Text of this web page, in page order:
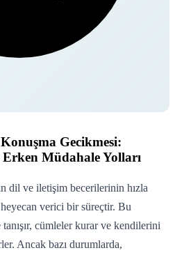
Gecikmesi:
Müdahale Yolları
dil ve iletişim becerilerinin hızla
verici bir süreçtir. Bu
cümleler kurar ve kendilerini
Ancak bazı durumlarda,